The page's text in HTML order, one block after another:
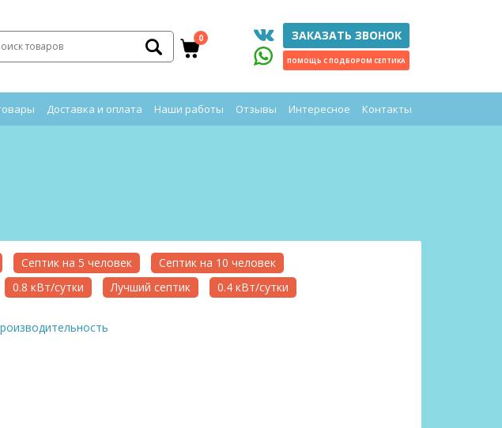
0 ЗАКАЗАТЬ ЗВОНОК
ПОМОЩЬ С ПОДБОРОМ СЕПТИКА
Доставка и оплата Наши работы Отзывы Интересное Контакты
Септик на 5 человек
Септик на 10 человек
0.8 кВт/сутки Лучший септик 0.4 кВт/сутки